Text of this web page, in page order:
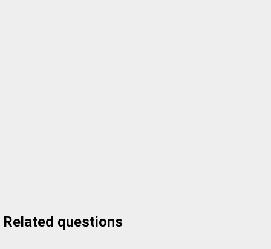
Related questions